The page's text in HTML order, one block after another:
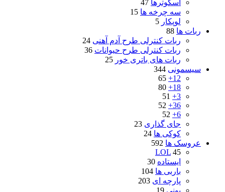
اسکوترها 47
سه چرخه ها 15
لوپکار 5
ربات ها 88
ربات کنترلی طرح آدم آهنی 24
ربات کنترلی طرح حیوانات 36
ربات های باتری خور 25
سیسمونی 344
12+
65
18+
80
3+
51
36+
52
6+
52
جای گذاری 23
کوکی ها 24
عروسک ها 592
LOL 45
ایستاده 30
باربی ها 104
پارچه ای 203
پونی 19